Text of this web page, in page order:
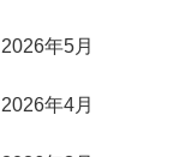
2026年5月
2026年4月